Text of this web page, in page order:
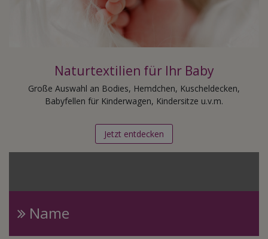
Naturtextilien für Ihr Baby
Große Auswahl an Bodies, Hemdchen, Kuscheldecken,
Babyfellen für Kinderwagen, Kindersitze u.v.m.
Jetzt entdecken
Name